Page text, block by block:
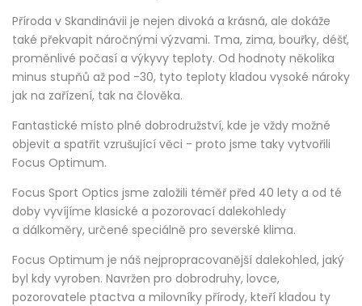
Příroda v Skandinávii je nejen divoká a krásná, ale dokáže
také překvapit náročnými výzvami. Tma, zima, bouřky, déšť,
proměnlivé počasí a výkyvy teploty. Od hodnoty několika
minus stupňů až pod -30, tyto teploty kladou vysoké nároky
jak na zařízení, tak na člověka.
Fantastické místo plné dobrodružství, kde je vždy možné
objevit a spatřit vzrušující věci - proto jsme taky vytvořili
Focus Optimum.
Focus Sport Optics jsme založili téměř před 40 lety a od té
doby vyvíjíme klasické a pozorovací dalekohledy
a dálkoměry, určené speciálně pro severské klima.
Focus Optimum je náš nejpropracovanější dalekohled, jaký
byl kdy vyroben. Navržen pro dobrodruhy, lovce,
pozorovatele ptactva a milovníky přírody, kteří kladou ty